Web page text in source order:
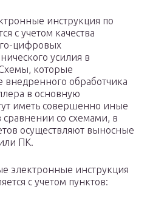
инструкция по
с учетом качества
цифровых
усилия в
которые
внедренного обработчика
в основную
иметь совершенно иные
со схемами, в
осуществляют выносные
ПК.
электронные инструкция
с учетом пунктов: